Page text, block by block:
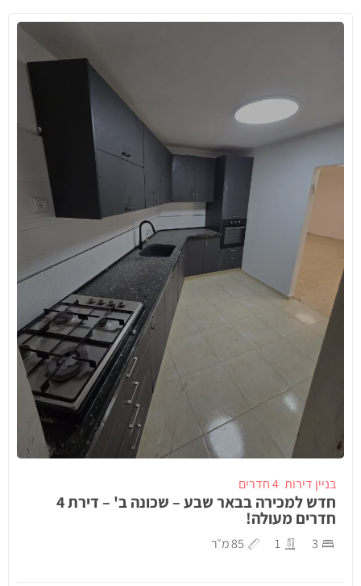
בניין דירות 4 חדרים
חדש למכירה בבאר שבע – שכונה ב' – דירת 4
חדרים מעולה!
3
1 85 מ״ר